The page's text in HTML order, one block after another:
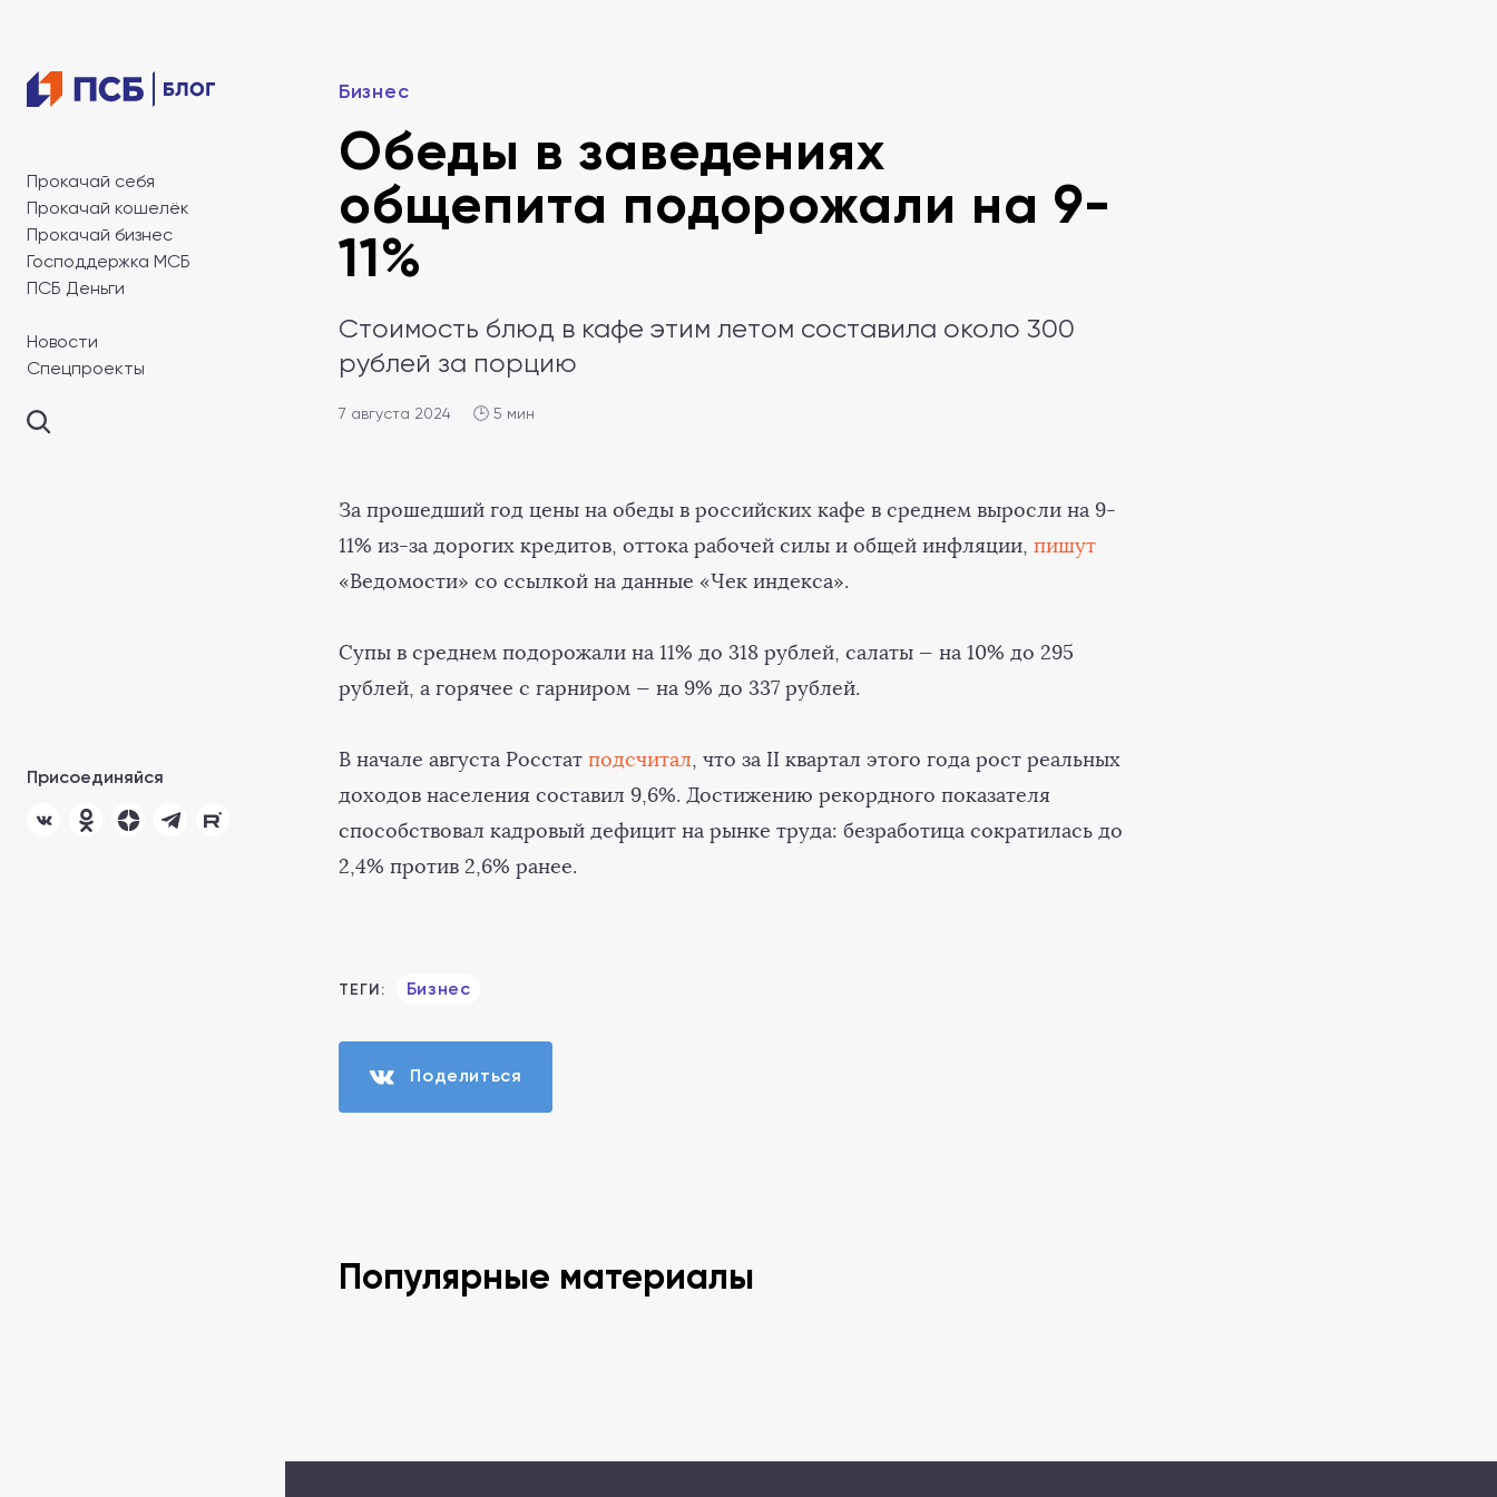
Прокачай себя
Прокачай кошелёк
Прокачай бизнес
Господдержка МСБ
ПСБ Деньги
Новости
Спецпроекты
Присоединяйся
Бизнес
Обеды в заведениях
общепита подорожали на 9-
11%
Стоимость блюд в кафе этим летом составила около 300
рублей за порцию
7 августа 2024 🕒 5 мин
За прошедший год цены на обеды в российских кафе в среднем выросли на 9-
11% из-за дорогих кредитов, оттока рабочей силы и общей инфляции, пишут
«Ведомости» со ссылкой на данные «Чек индекса».
Супы в среднем подорожали на 11% до 318 рублей, салаты — на 10% до 295
рублей, а горячее с гарниром — на 9% до 337 рублей.
В начале августа Росстат подсчитал, что за II квартал этого года рост реальных
доходов населения составил 9,6%. Достижению рекордного показателя
способствовал кадровый дефицит на рынке труда: безработица сократилась до
2,4% против 2,6% ранее.
ТЕГИ: Бизнес
Поделиться
Популярные материалы